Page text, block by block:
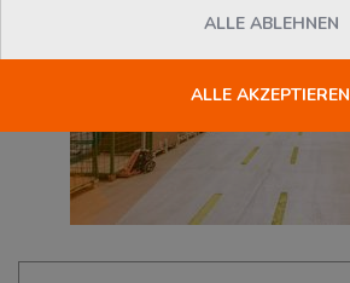
ALLE ABLEHNEN
ALLE AKZEPTIEREN